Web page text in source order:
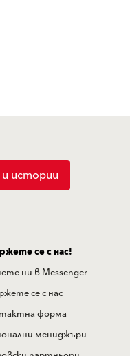
истории
се с нас!
ни в Messenger
се с нас
форма
мениджъри